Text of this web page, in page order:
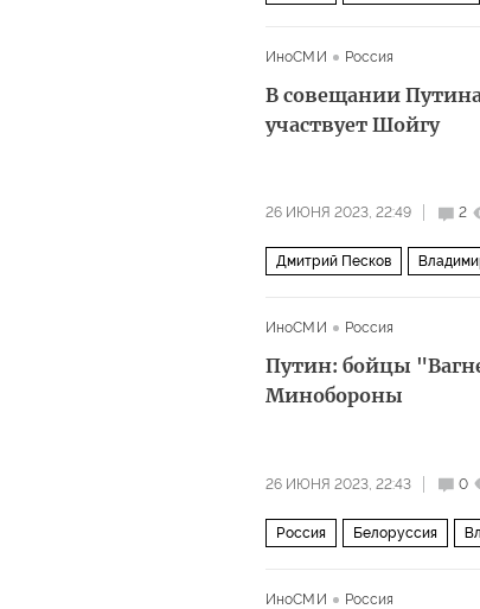
ИноСМИ Россия
В совещании
участвует Шойгу
26 ИЮНЯ 2023, 22:49 2
Дмитрий Песков
ИноСМИ Россия
Путин: бойцы
Минобороны
26 ИЮНЯ 2023, 22:43 0
Россия Белоруссия
ИноСМИ Россия